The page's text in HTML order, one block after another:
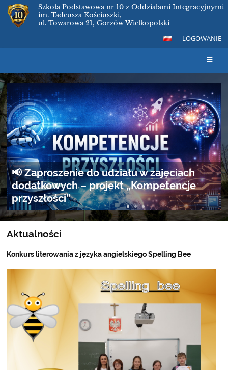
Szkoła Podstawowa nr 10 z Oddziałami Integracyjnymi
im. Tadeusza Kościuszki,
ul. Towarowa 21, Gorzów Wielkopolski
LOGOWANIE
Strona
główna
„Przyjazna szkoła" rządowy program
wyrównywania szans edukacyjnych dzieci
i młodzieży
Nasza szkoła bierze udział w rządowym programie „Przyjazna
szkoła”, który wspiera uczniów w codziennym funkcjonowaniu,
ułatwia adaptację w nowym środowisku i pomaga pokonywać
Aktualności
Konkurs literowania z języka angielskiego Spelling Bee